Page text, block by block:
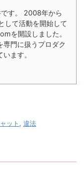
す。 2008年から
して活動を開始して
を開設しました。
専門に扱うプロダク
ます。
ット , 違法